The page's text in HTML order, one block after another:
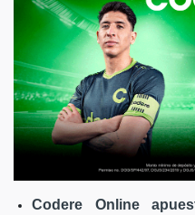
Codere Online